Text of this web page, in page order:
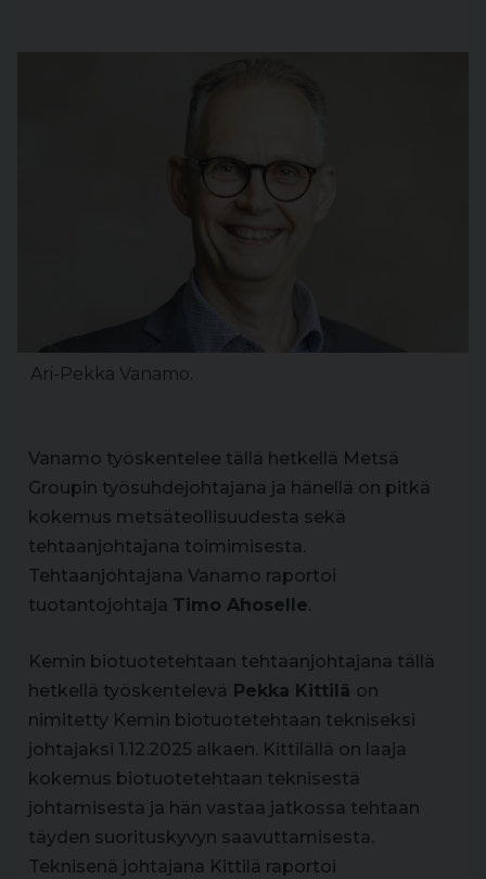
Ari-Pekka Vanamo.
Vanamo työskentelee tällä hetkellä Metsä
Groupin työsuhdejohtajana ja hänellä on pitkä
kokemus metsäteollisuudesta sekä
tehtaanjohtajana toimimisesta.
Tehtaanjohtajana Vanamo raportoi
tuotantojohtaja Timo Ahoselle.
Kemin biotuotetehtaan tehtaanjohtajana tällä
hetkellä työskentelevä Pekka Kittilä on
nimitetty Kemin biotuotetehtaan tekniseksi
johtajaksi 1.12.2025 alkaen. Kittilällä on laaja
kokemus biotuotetehtaan teknisestä
johtamisesta ja hän vastaa jatkossa tehtaan
täyden suorituskyvyn saavuttamisesta.
Teknisenä johtajana Kittilä raportoi